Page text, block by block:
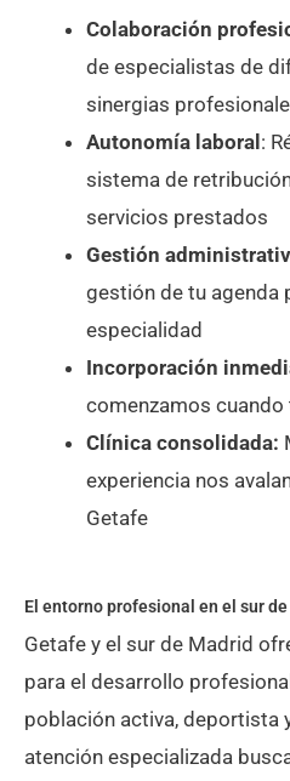
Colaboración
de especialistas de
sinergias
Autonomía laboral:
sistema de
servicios prestados
Gestión
gestión de tu agenda
especialidad
Incorporación
comenzamos
Clínica consolidada:
experiencia nos
Getafe
El entorno profesional en el sur
Getafe y el sur de Madrid
para el desarrollo
población activa, deportista
atención especializada